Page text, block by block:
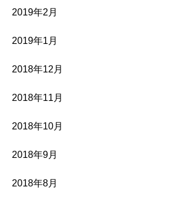
2019年2月
2019年1月
2018年12月
2018年11月
2018年10月
2018年9月
2018年8月